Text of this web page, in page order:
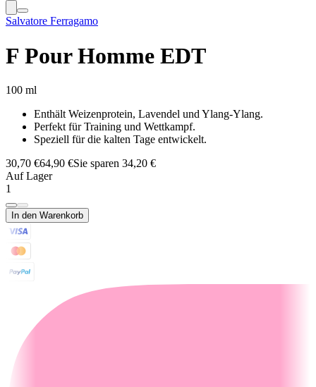
Salvatore Ferragamo
F Pour Homme EDT
100 ml
Enthält Weizenprotein, Lavendel und Ylang-Ylang.
Perfekt für Training und Wettkampf.
Speziell für die kalten Tage entwickelt.
30,70 €64,90 €Sie sparen 34,20 €
Auf Lager
1
In den Warenkorb